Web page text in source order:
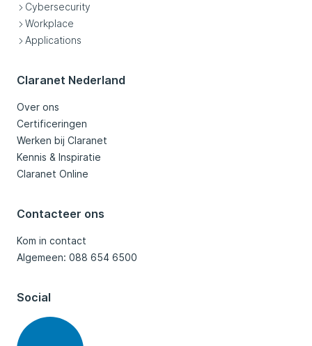
Cybersecurity
Workplace
Applications
Claranet Nederland
Over ons
Certificeringen
Werken bij Claranet
Kennis & Inspiratie
Claranet Online
Contacteer ons
Kom in contact
Algemeen: 088 654 6500
Social